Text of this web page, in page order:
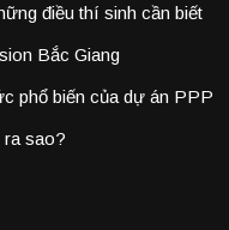
điều thí sinh cần biết
Bắc Giang
phổ biến của dự án PPP
ra sao?